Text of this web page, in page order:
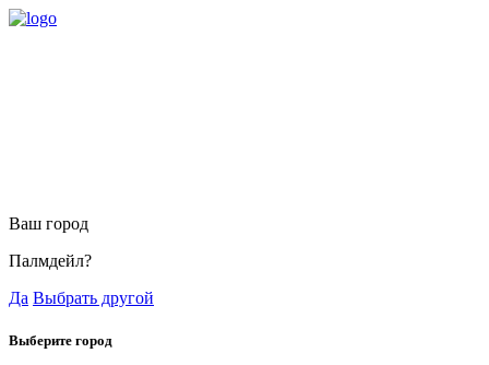
Ваш город
Палмдейл?
Да Выбрать другой
Выберите город